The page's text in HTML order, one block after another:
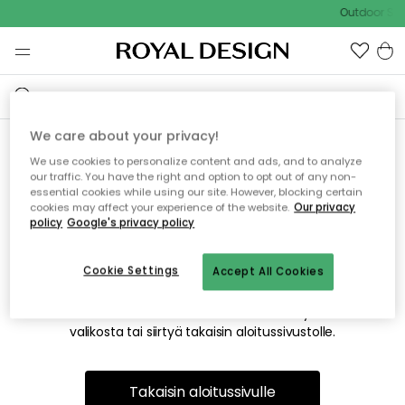
Outdoor
Emme valitettavasti löydä
etsimääsi sivua
Tämä voi johtua siitä, että sivua ei enää ole tai siitä, että se
on siirretty muualle. Pahoittelemme tästä mahdollisesti
valikosta tai siirtyä takaisin aloitussivustolle.
Takaisin aloitussivulle
We care about your privacy!
We use cookies to personalize content and ads, and to analyze
our traffic. You have the right and option to opt out of any non-
essential cookies while using our site. However, blocking certain
cookies may affect your experience of the website. Our privacy
policy Google's privacy policy
Accept All Cookies
Cookie Settings